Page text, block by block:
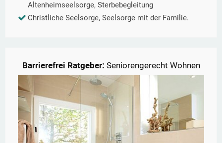
Altenheimseelsorge, Sterbebegleitung
Christliche Seelsorge, Seelsorge mit der Familie.
Barrierefrei Ratgeber: Seniorengerecht Wohnen